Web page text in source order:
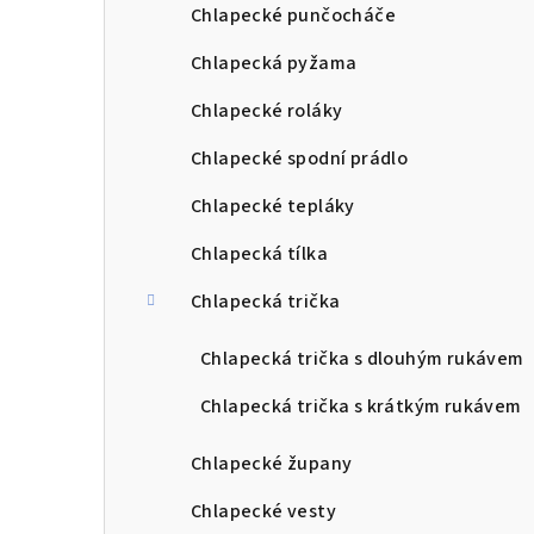
Chlapecké punčocháče
Chlapecká pyžama
Chlapecké roláky
Chlapecké spodní prádlo
Chlapecké tepláky
Chlapecká tílka
Chlapecká trička
Chlapecká trička s dlouhým rukávem
Chlapecká trička s krátkým rukávem
Chlapecké župany
Chlapecké vesty